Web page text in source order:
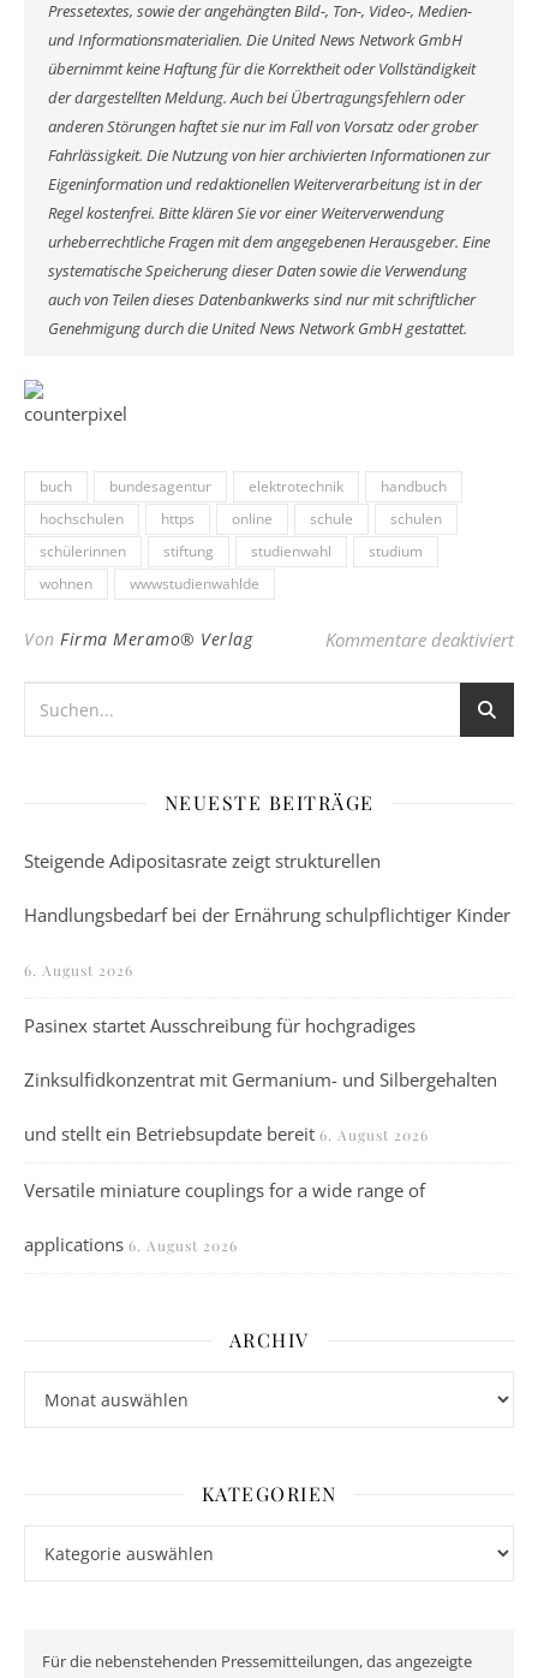
Pressetextes, sowie der angehängten Bild-, Ton-, Video-, Medien-
und Informationsmaterialien. Die United News Network GmbH
übernimmt keine Haftung für die Korrektheit oder Vollständigkeit
der dargestellten Meldung. Auch bei Übertragungsfehlern oder
anderen Störungen haftet sie nur im Fall von Vorsatz oder grober
Fahrlässigkeit. Die Nutzung von hier archivierten Informationen zur
Eigeninformation und redaktionellen Weiterverarbeitung ist in der
Regel kostenfrei. Bitte klären Sie vor einer Weiterverwendung
urheberrechtliche Fragen mit dem angegebenen Herausgeber. Eine
systematische Speicherung dieser Daten sowie die Verwendung
auch von Teilen dieses Datenbankwerks sind nur mit schriftlicher
Genehmigung durch die United News Network GmbH gestattet.
buch bundesagentur elektrotechnik
handbuch
hochschulen
https online schule
schulen
schülerinnen
stiftung studienwahl
studium
wohnen
wwwstudienwahlde
Von Firma Meramo® Verlag Kommentare deaktiviert
NEUESTE BEITRÄGE
Steigende Adipositasrate zeigt strukturellen
Handlungsbedarf bei der Ernährung schulpflichtiger Kinder
6. August 2026
Pasinex startet Ausschreibung für hochgradiges
Zinksulfidkonzentrat mit Germanium- und Silbergehalten
und stellt ein Betriebsupdate bereit 6. August 2026
Versatile miniature couplings for a wide range of
applications 6. August 2026
ARCHIV
KATEGORIEN
Für die nebenstehenden Pressemitteilungen, das angezeigte